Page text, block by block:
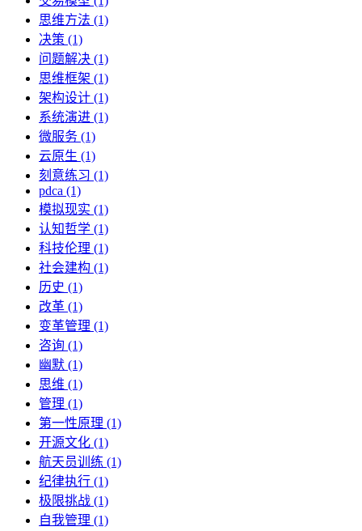
思维方法 (1)
决策 (1)
问题解决 (1)
思维框架 (1)
架构设计 (1)
系统演进 (1)
微服务 (1)
云原生 (1)
刻意练习 (1)
pdca (1)
模拟现实 (1)
认知哲学 (1)
科技伦理 (1)
社会建构 (1)
历史 (1)
改革 (1)
变革管理 (1)
咨询 (1)
幽默 (1)
思维 (1)
管理 (1)
第一性原理 (1)
开源文化 (1)
航天员训练 (1)
纪律执行 (1)
极限挑战 (1)
自我管理 (1)